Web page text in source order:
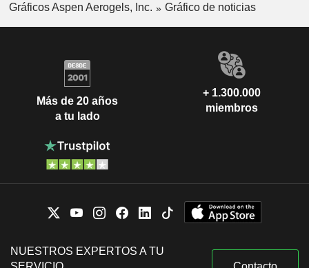
Gráficos Aspen Aerogels, Inc.
Gráfico de noticias
Más de 20 años
a tu lado
+ 1.300.000
miembros
NUESTROS EXPERTOS A TU